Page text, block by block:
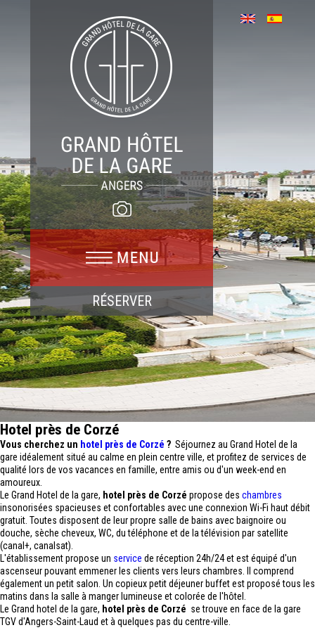
RÉSERVER
Hotel près de Corzé
Vous cherchez un hotel près de Corzé ? Séjournez au Grand Hotel de la
gare idéalement situé au calme en plein centre ville, et profitez de services de
qualité lors de vos vacances en famille, entre amis ou d'un week-end en
amoureux.
Le Grand Hotel de la gare, hotel près de Corzé propose des chambres
insonorisées spacieuses et confortables avec une connexion Wi-Fi haut débit
gratuit. Toutes disposent de leur propre salle de bains avec baignoire ou
douche, sèche cheveux, WC, du téléphone et de la télévision par satellite
(canal+, canalsat).
L'établissement propose un service de réception 24h/24 et est équipé d'un
ascenseur pouvant emmener les clients vers leurs chambres. Il comprend
également un petit salon. Un copieux petit déjeuner buffet est proposé tous les
matins dans la salle à manger lumineuse et colorée de l'hôtel.
Le Grand hotel de la gare, hotel près de Corzé se trouve en face de la gare
TGV d'Angers-Saint-Laud et à quelques pas du centre-ville.